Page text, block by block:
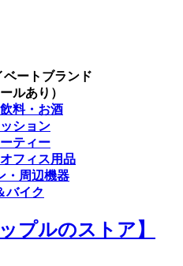
ベートブランド
ルあり）
料・お酒
ッション
ーティー
フィス用品
・周辺機器
バイク
プルのストア】